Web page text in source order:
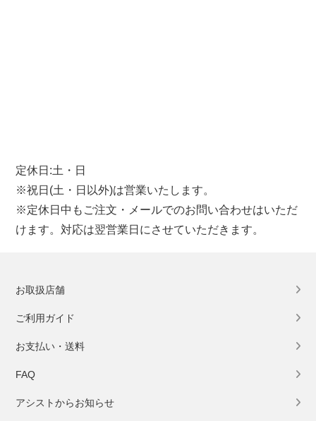
定休日:土・日
※祝日(土・日以外)は営業いたします。
※定休日中もご注文・メールでのお問い合わせはいただ
けます。対応は翌営業日にさせていただきます。
お取扱店舗
ご利用ガイド
お支払い・送料
FAQ
アシストからお知らせ